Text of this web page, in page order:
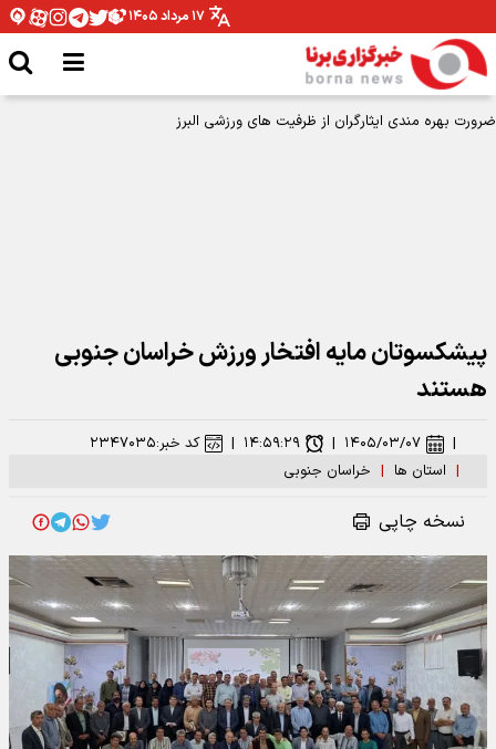
۱۷ مرداد ۱۴۰۵
پیشکسوتان مایه افتخار ورزش خراسان جنوبی
هستند
| استان ها | خراسان جنوبی
| ۱۴۰۵/۰۳/۰۷ | ۱۴:۵۹:۲۹ | کد خبر:۲۳۴۷۰۳۵
نسخه چاپی